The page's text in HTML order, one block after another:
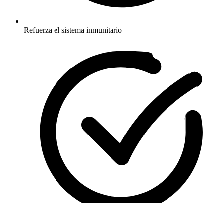
Refuerza el sistema inmunitario